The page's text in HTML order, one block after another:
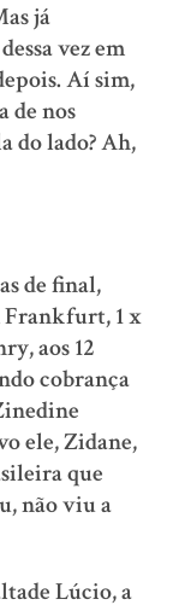
já
vez em
Aí sim,
de nos
do lado? Ah,
de final,
Frankfurt, 1 x
aos 12
cobrança
ele, Zidane,
que
não viu a
Lúcio, a